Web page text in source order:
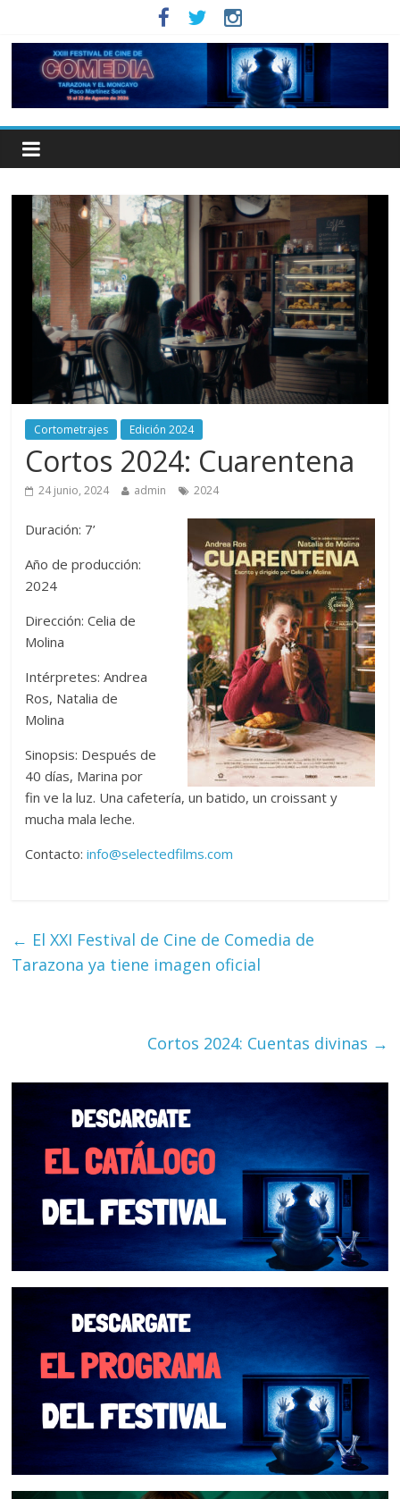
Cortometrajes Edición 2024
Cortos 2024: Cuarentena
24 junio, 2024 admin 2024
Duración: 7’
Año de producción:
2024
Dirección: Celia de
Molina
Intérpretes: Andrea
Ros, Natalia de
Molina
Sinopsis: Después de
40 días, Marina por
fin ve la luz. Una cafetería, un batido, un croissant y
mucha mala leche.
Contacto:info@selectedfilms.com
← El XXI Festival de Cine de Comedia de
Tarazona ya tiene imagen oficial
Cortos 2024: Cuentas divinas →